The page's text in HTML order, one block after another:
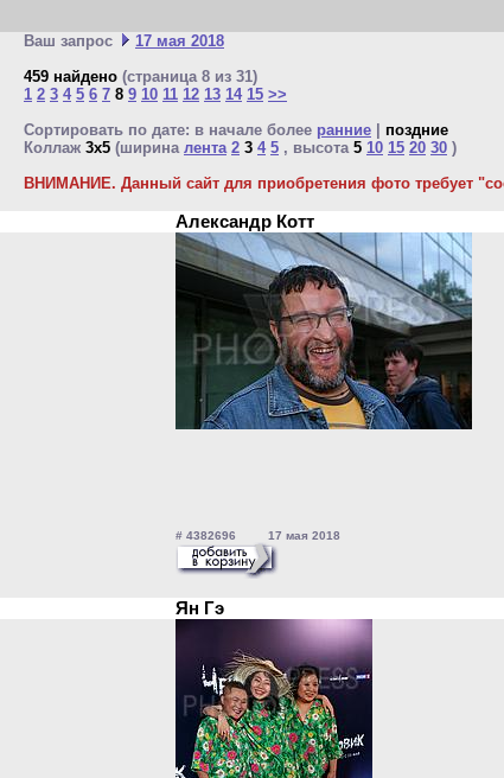
Ваш запрос
17 мая 2018
459 найдено (страница 8 из 31)
1 2 3 4 5 6 7 8 9 10 11 12 13 14 15 >>
Сортировать по дате: в начале более ранние
поздние
Коллаж 3x5 (ширина лента 2 3 4 5 , высота 5 10 15 20 30 )
ВНИМАНИЕ. Данный сайт для приобретения фото требует
Александр Котт
# 4382696 17 мая 2018
Ян Гэ